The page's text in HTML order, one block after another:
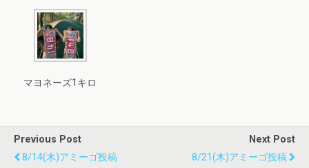
マヨネーズ1キロ
Previous Post
8/14(木)アミーゴ投稿
Next Post
8/21(木)アミーゴ投稿